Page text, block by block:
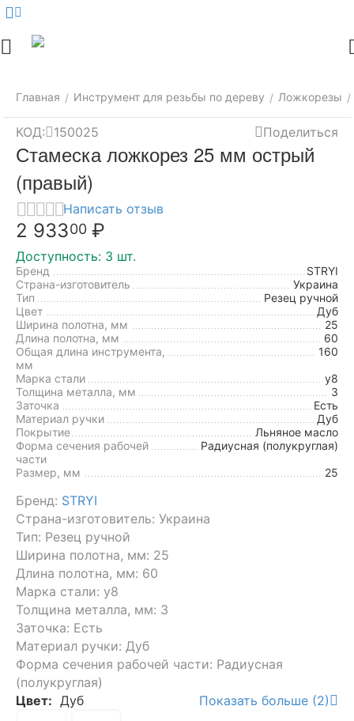
Главная / Инструмент для резьбы по дереву / Ложкорезы /
КОД: 150025 Поделиться
Стамеска ложкорез 25 мм острый
(правый)
Написать отзыв
2 93300 ₽
Доступность: 3 шт.
Бренд
STRYI
Страна-изготовитель
Украина
Тип
Резец ручной
Цвет
Дуб
Ширина полотна, мм
25
Длина полотна, мм
60
Общая длина инструмента,
мм
160
Марка стали
у8
Толщина металла, мм
3
Заточка
Есть
Материал ручки
Дуб
Покрытие
Льняное масло
Форма сечения рабочей
части
Радиусная (полукруглая)
Размер, мм
25
Бренд: STRYI
Страна-изготовитель: Украина
Тип: Резец ручной
Ширина полотна, мм: 25
Длина полотна, мм: 60
Марка стали: у8
Толщина металла, мм: 3
Заточка: Есть
Материал ручки: Дуб
Форма сечения рабочей части: Радиусная
(полукруглая)
Цвет: Дуб Показать больше (2)
Меню